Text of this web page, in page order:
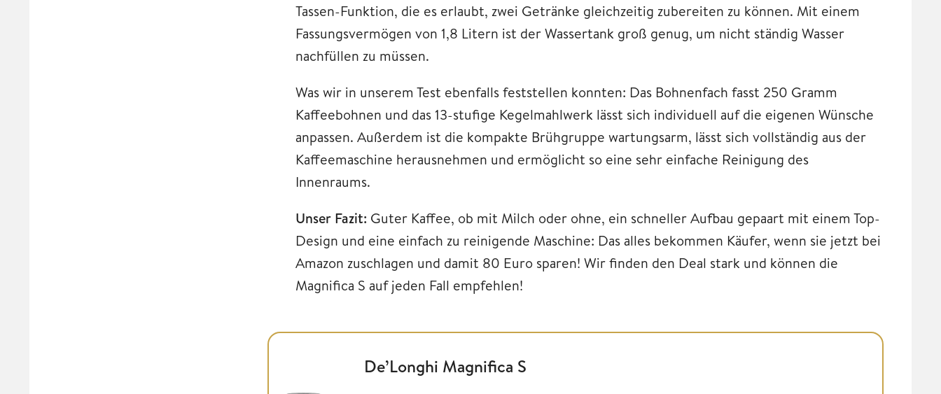
Tassen-Funktion, die es erlaubt, zwei Getränke gleichzeitig zubereiten zu können. Mit einem
Fassungsvermögen von 1,8 Litern ist der Wassertank groß genug, um nicht ständig Wasser
nachfüllen zu müssen.
Was wir in unserem Test ebenfalls feststellen konnten: Das Bohnenfach fasst 250 Gramm
Kaffeebohnen und das 13-stufige Kegelmahlwerk lässt sich individuell auf die eigenen Wünsche
anpassen. Außerdem ist die kompakte Brühgruppe wartungsarm, lässt sich vollständig aus der
Kaffeemaschine herausnehmen und ermöglicht so eine sehr einfache Reinigung des
Innenraums.
Unser Fazit: Guter Kaffee, ob mit Milch oder ohne, ein schneller Aufbau gepaart mit einem Top-
Design und eine einfach zu reinigende Maschine: Das alles bekommen Käufer, wenn sie jetzt bei
Amazon zuschlagen und damit 80 Euro sparen! Wir finden den Deal stark und können die
Magnifica S auf jeden Fall empfehlen!
De’Longhi Magnifica S